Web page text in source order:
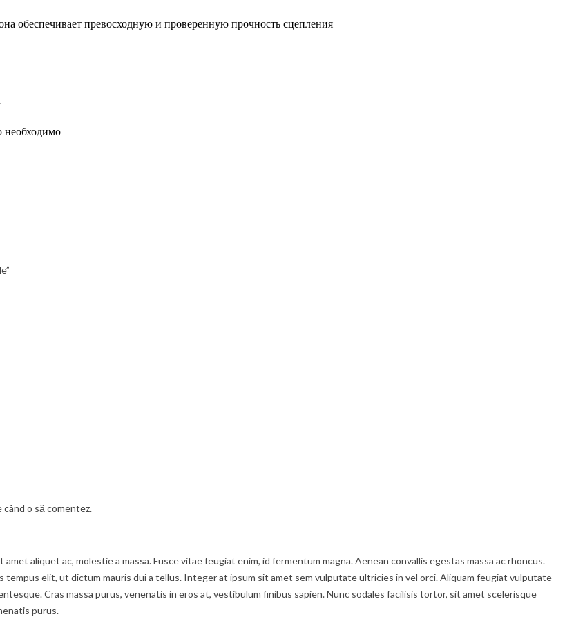
обеспечивает превосходную и проверенную прочность сцепления
необходимо
o să comentez.
aliquet ac, molestie a massa. Fusce vitae feugiat enim, id fermentum magna. Aenean convallis egestas massa ac rhoncus.
elit, ut dictum mauris dui a tellus. Integer at ipsum sit amet sem vulputate ultricies in vel orci. Aliquam feugiat vulputate
Cras massa purus, venenatis in eros at, vestibulum finibus sapien. Nunc sodales facilisis tortor, sit amet scelerisque
purus.